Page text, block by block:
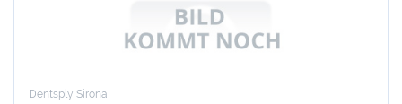
Dentsply Sirona